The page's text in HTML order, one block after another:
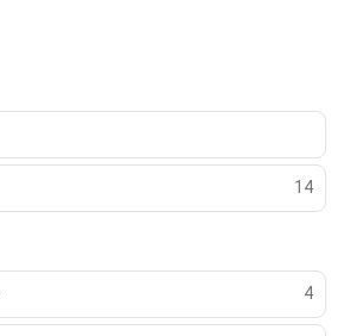
14
4